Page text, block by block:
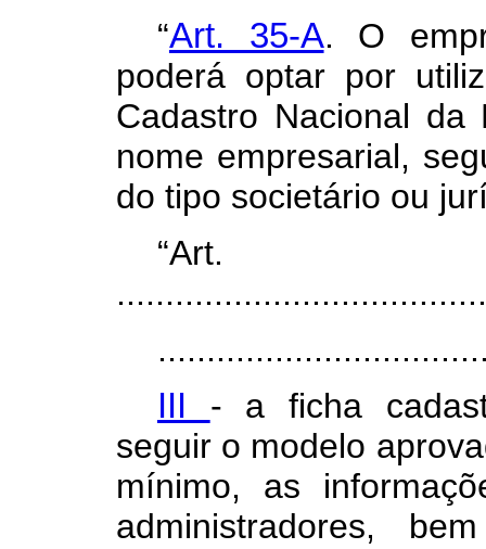
“Art. 35-A. O
poderá optar por
Cadastro Nacional da
nome empresarial,
do tipo societário ou
III - a ficha
seguir o modelo
mínimo, as
administradores,